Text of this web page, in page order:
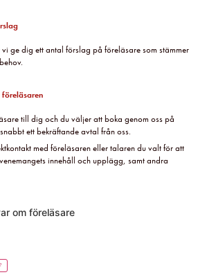
vi ge dig ett antal förslag på föreläsare som stämmer
föreläsaren
till dig och du väljer att boka genom oss på
ett bekräftande avtal från oss.
med föreläsaren eller talaren du valt för att
innehåll och upplägg, samt andra
om föreläsare